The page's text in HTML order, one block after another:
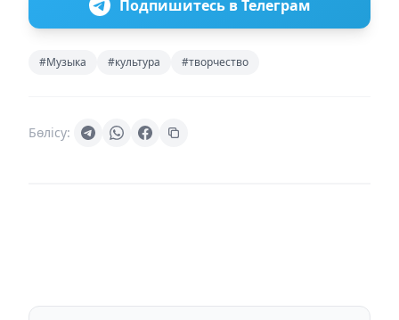
Подпишитесь в Телеграм
#Музыка #культура #творчество
Бөлісу: